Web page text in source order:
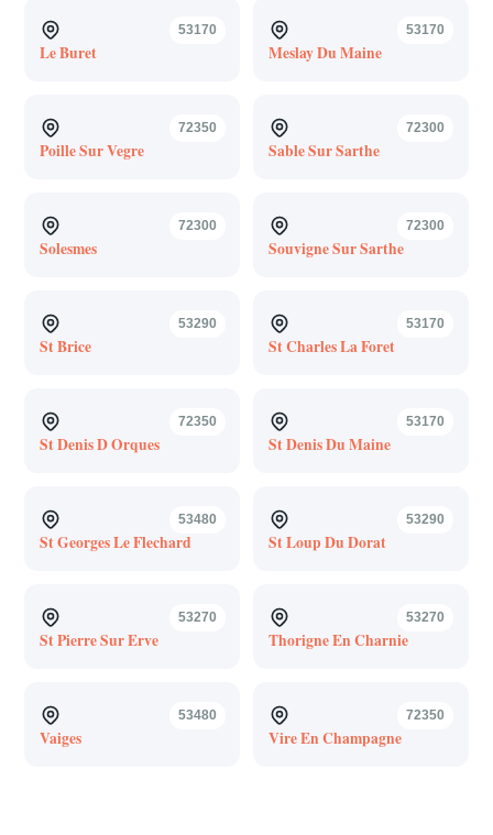
53170
Le Buret
53170
Meslay Du Maine
72350
Poille Sur Vegre
72300
Sable Sur Sarthe
72300
Solesmes
72300
Souvigne Sur Sarthe
53290
St Brice
53170
St Charles La Foret
72350
St Denis D Orques
53170
St Denis Du Maine
53480
St Georges Le Flechard
53290
St Loup Du Dorat
53270
St Pierre Sur Erve
53270
Thorigne En Charnie
53480
Vaiges
72350
Vire En Champagne